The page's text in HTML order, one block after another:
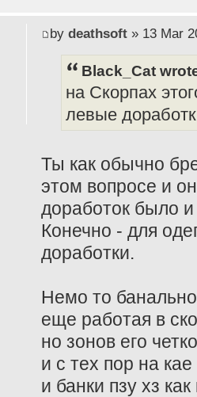
by deathsoft» 13 Mar
Black_Cat
на Скорпах
левые
Ты как обычно
этом вопросе и
доработок было
Конечно - для
доработки.
Немо то
еще работая в
но зонов его
и с тех пор на
и банки пзу хз